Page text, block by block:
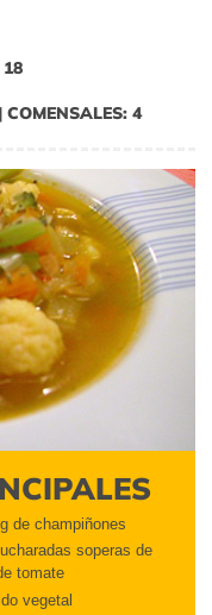
18
4
de champiñones
soperas de
tomate
vegetal